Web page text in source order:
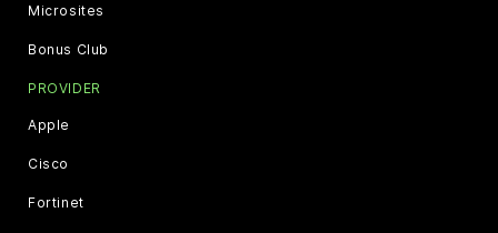
Microsites
Bonus Club
PROVIDER
Apple
Cisco
Fortinet